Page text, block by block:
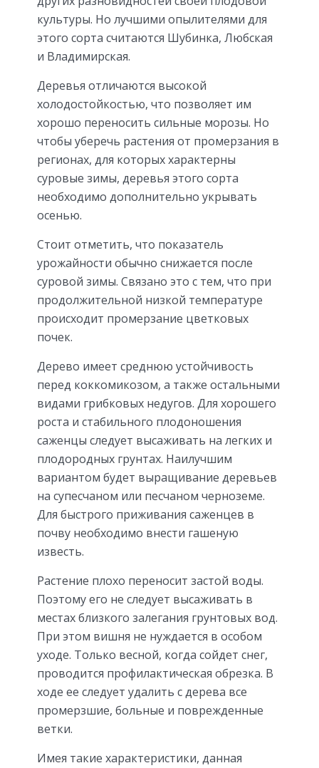
культуры. Но лучшими опылителями для
этого сорта считаются Шубинка, Любская
и Владимирская.
Деревья отличаются высокой
холодостойкостью, что позволяет им
хорошо переносить сильные морозы. Но
чтобы уберечь растения от промерзания в
регионах, для которых характерны
суровые зимы, деревья этого сорта
необходимо дополнительно укрывать
осенью.
Стоит отметить, что показатель
урожайности обычно снижается после
суровой зимы. Связано это с тем, что при
продолжительной низкой температуре
происходит промерзание цветковых
почек.
Дерево имеет среднюю устойчивость
перед коккомикозом, а также остальными
видами грибковых недугов. Для хорошего
роста и стабильного плодоношения
саженцы следует высаживать на легких и
плодородных грунтах. Наилучшим
вариантом будет выращивание деревьев
на супесчаном или песчаном черноземе.
Для быстрого приживания саженцев в
почву необходимо внести гашеную
известь.
Растение плохо переносит застой воды.
Поэтому его не следует высаживать в
местах близкого залегания грунтовых вод.
При этом вишня не нуждается в особом
уходе. Только весной, когда сойдет снег,
проводится профилактическая обрезка. В
ходе ее следует удалить с дерева все
промерзшие, больные и поврежденные
ветки.
Имея такие характеристики, данная